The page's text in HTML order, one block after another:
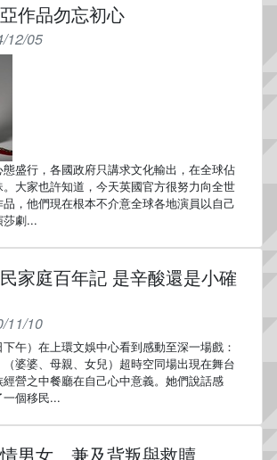
作品勿忘初心
12/05
盛行，各國政府只講求文化輸出，在全球佔
大家也許知道，今天英國官方很努力向全世
，他們現在根本不介意全球各地演員以自己
莎劇...
家庭百年記 是辛酸還是小確
11/10
午）在上環文娛中心看到感動至深一場戲：
婆婆、母親、女兒）超時空同場出現在舞台
經營之中餐廳在自己心中意義。她們說話感
一個移民...
男女 兼及背叛與救贖